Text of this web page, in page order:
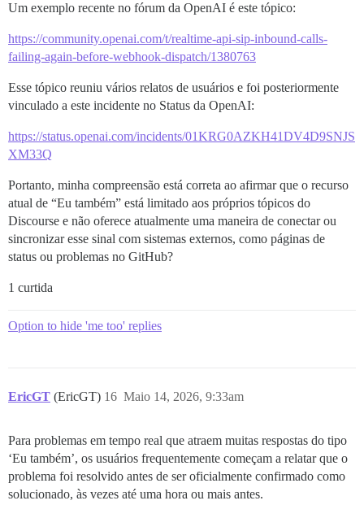
Um exemplo recente no fórum da OpenAI é este tópico:
https://community.openai.com/t/realtime-api-sip-inbound-calls-
failing-again-before-webhook-dispatch/1380763
Esse tópico reuniu vários relatos de usuários e foi posteriormente
vinculado a este incidente no Status da OpenAI:
https://status.openai.com/incidents/01KRG0AZKH41DV4D9SNJS
XM33Q
Portanto, minha compreensão está correta ao afirmar que o recurso
atual de “Eu também” está limitado aos próprios tópicos do
Discourse e não oferece atualmente uma maneira de conectar ou
sincronizar esse sinal com sistemas externos, como páginas de
status ou problemas no GitHub?
1 curtida
Option to hide 'me too' replies
EricGT (EricGT) Maio 14, 2026, 9:33am
16
Para problemas em tempo real que atraem muitas respostas do tipo
‘Eu também’, os usuários frequentemente começam a relatar que o
problema foi resolvido antes de ser oficialmente confirmado como
solucionado, às vezes até uma hora ou mais antes.